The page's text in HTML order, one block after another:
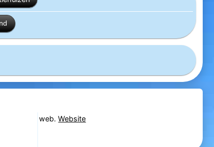
web.Website